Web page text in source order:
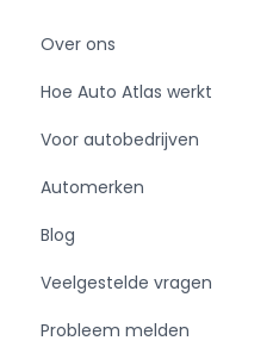
Over ons
Hoe Auto Atlas werkt
Voor autobedrijven
Automerken
Blog
Veelgestelde vragen
Probleem melden